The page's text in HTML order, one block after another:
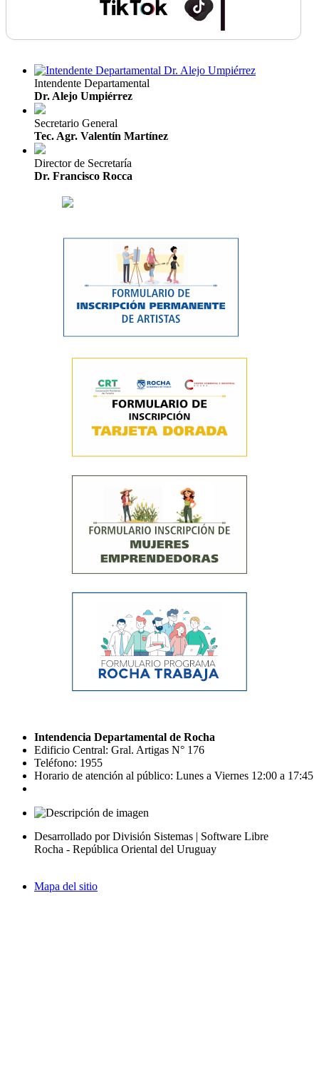
Intendente Departamental
Dr. Alejo Umpiérrez
Secretario General
Tec. Agr. Valentín Martínez
Director de Secretaría
Dr. Francisco Rocca
Intendencia Departamental de Rocha
Edificio Central: Gral. Artigas N° 176
Teléfono: 1955
Horario de atención al público: Lunes a Viernes 12:00 a 17:45
Desarrollado por División Sistemas | Software Libre
Rocha - República Oriental del Uruguay
Mapa del sitio